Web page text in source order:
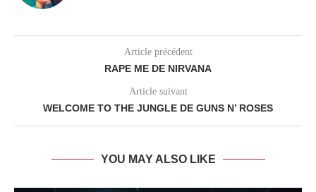
Article précédent
RAPE ME DE NIRVANA
Article suivant
WELCOME TO THE JUNGLE DE GUNS N’ ROSES
YOU MAY ALSO LIKE